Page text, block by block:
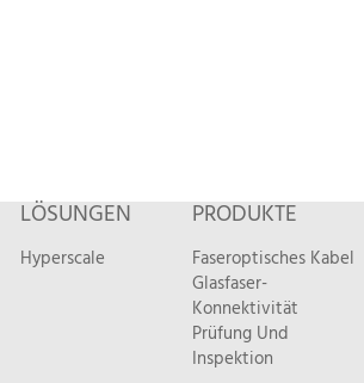
LÖSUNGEN
Hyperscale
PRODUKTE
Faseroptisches Kabel
Glasfaser-
Konnektivität
Prüfung Und
Inspektion